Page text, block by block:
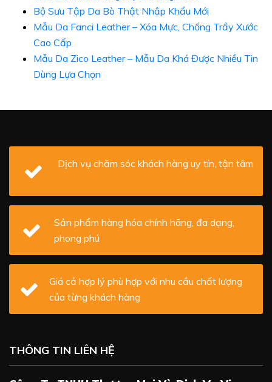
Bộ Sưu Tập Da Bò Thật Nhập Khẩu Mới
Mẫu Da Fanci Leather – Xóa Mực, Chống Trầy Xước
Cao Cấp
Mẫu Da Zico Leather – Mẫu Da Khá Được Nhiều Tin
Dùng Lựa Chọn
Dịch vụ chăm sóc khách hàng uy tín, tận tâm
Sản phẩm hàng hóa chính hãng, đa dạng,
phong phú
Giá cả hợp lý phù hợp với nhu cầu chất lượng
của từng khách hàng
THÔNG TIN LIÊN HỆ